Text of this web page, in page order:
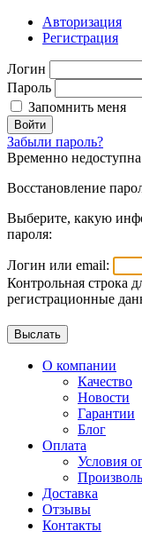
Авторизация
Регистрация
Логин
Пароль
Запомнить меня
Войти
Забыли пароль?
Временно недоступна
Восстановление
Выберите, какую
пароля:
Логин или email:
Контрольная строка
регистрационные
О компании
Качество
Новости
Гарантии
Блог
Оплата
Условия
Доставка
Отзывы
Контакты